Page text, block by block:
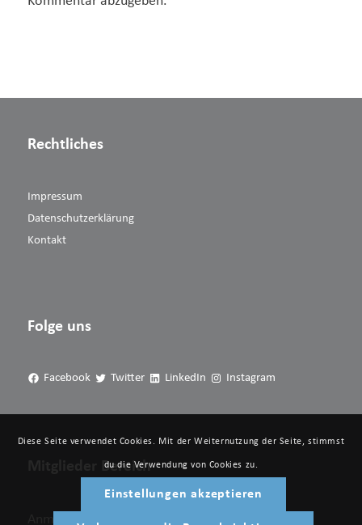
Rechtliches
Impressum
Datenschutzerklärung
Kontakt
Folge uns
Facebook Twitter LinkedIn Instagram
Mitglieder Bereich
Anmelden
Diese Seite verwendet Cookies. Mit der Weiternutzung der Seite, stimmst
du die Verwendung von Cookies zu.
Einstellungen akzeptieren